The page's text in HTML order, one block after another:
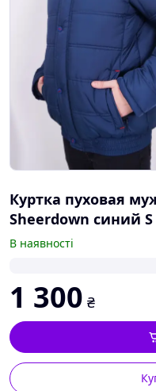
Куртка пуховая
Sheerdown синий S
В наявності
1 300 ₴